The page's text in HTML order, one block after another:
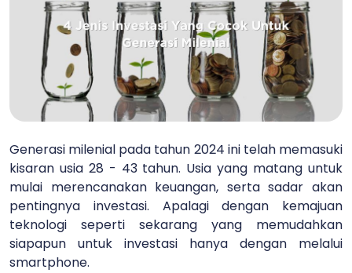
Generasi milenial pada tahun 2024 ini telah memasuki
kisaran usia 28 - 43 tahun. Usia yang matang untuk
mulai merencanakan keuangan, serta sadar akan
pentingnya investasi. Apalagi dengan kemajuan
teknologi seperti sekarang yang memudahkan
siapapun untuk investasi hanya dengan melalui
smartphone.